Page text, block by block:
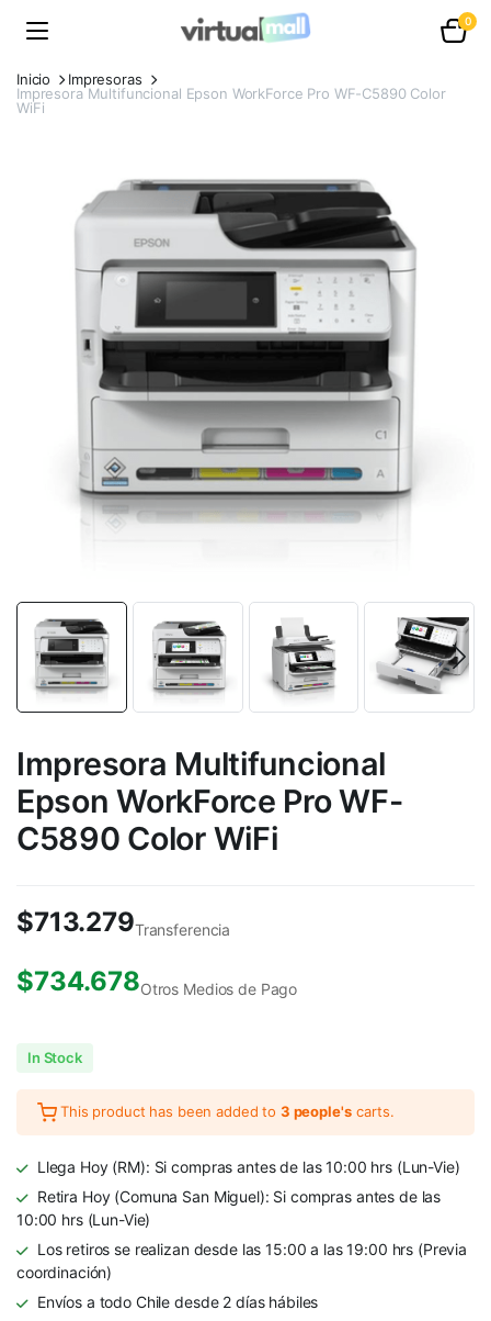
0
Inicio
Impresoras
Impresora Multifuncional Epson WorkForce Pro WF-C5890 Color
WiFi
Impresora Multifuncional
Epson WorkForce Pro WF-
C5890 Color WiFi
$713.279Transferencia
$734.678Otros Medios de Pago
In Stock
This product has been added to 3 people's carts.
Llega Hoy (RM): Si compras antes de las 10:00 hrs (Lun-Vie)
Retira Hoy (Comuna San Miguel): Si compras antes de las
10:00 hrs (Lun-Vie)
Los retiros se realizan desde las 15:00 a las 19:00 hrs (Previa
coordinación)
Envíos a todo Chile desde 2 días hábiles